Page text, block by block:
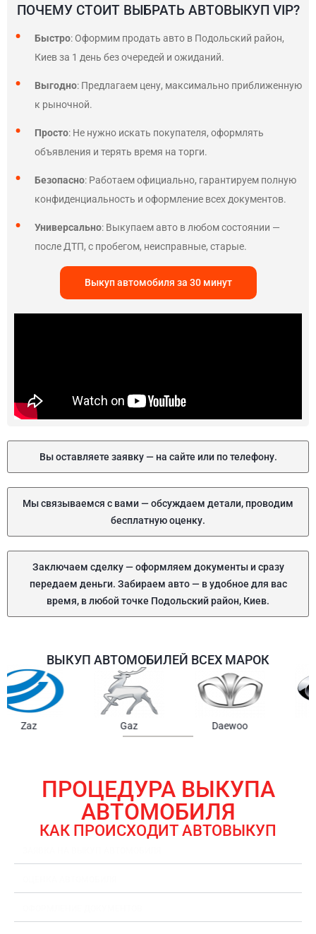
ПОЧЕМУ СТОИТ ВЫБРАТЬ АВТОВЫКУП VIP?
Быстро: Оформим продать авто в Подольский район,
Киев за 1 день без очередей и ожиданий.
Выгодно: Предлагаем цену, максимально приближенную
к рыночной.
Просто: Не нужно искать покупателя, оформлять
объявления и терять время на торги.
Безопасно: Работаем официально, гарантируем полную
конфиденциальность и оформление всех документов.
Универсально: Выкупаем авто в любом состоянии —
после ДТП, с пробегом, неисправные, старые.
Выкуп автомобиля за 30 минут
Вы оставляете заявку — на сайте или по телефону.
Мы связываемся с вами — обсуждаем детали, проводим
бесплатную оценку.
Заключаем сделку — оформляем документы и сразу
передаем деньги. Забираем авто — в удобное для вас
время, в любой точке Подольский район, Киев.
ВЫКУП АВТОМОБИЛЕЙ ВСЕХ МАРОК
Samsung
ПРОЦЕДУРА ВЫКУПА
АВТОМОБИЛЯ
КАК ПРОИСХОДИТ АВТОВЫКУП